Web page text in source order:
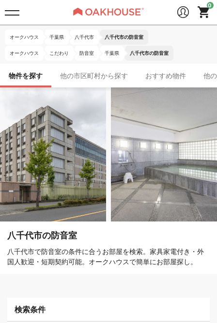
オークハウス 千葉県 八千代市 八千代市の防音室
オークハウス こだわり 防音室 千葉県 八千代市の防音室
物件を探す 他の市区町村から探す おすすめ物件 他
八千代市の防音室
八千代市で防音室の条件に合うお部屋を検索。家具家電付き・外
国人歓迎・短期契約可能。オークハウスで簡単にお部屋探し。
検索条件